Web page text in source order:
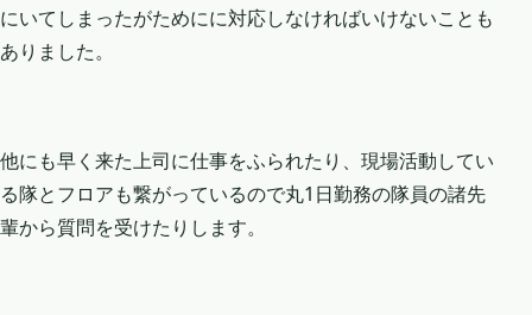
にいてしまったがためにに対応しなければいけないことも
ありました。
他にも早く来た上司に仕事をふられたり、現場活動してい
る隊とフロアも繋がっているので丸1日勤務の隊員の諸先
輩から質問を受けたりします。